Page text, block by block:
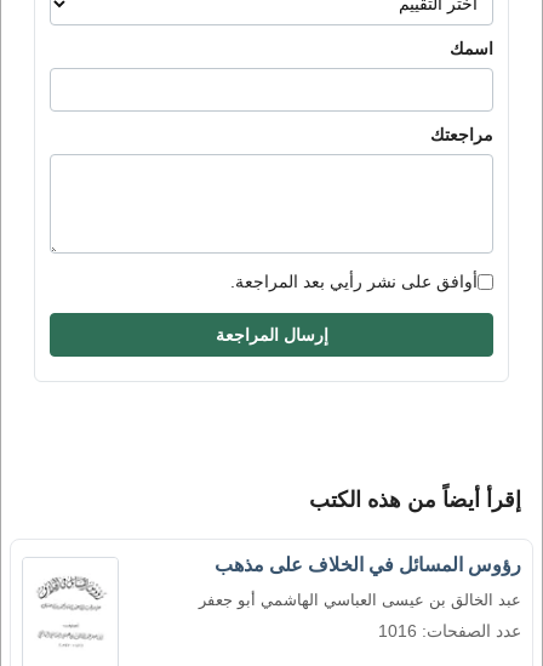
اسمك
مراجعتك
أوافق على نشر رأيي بعد المراجعة.
إرسال المراجعة
إقرأ أيضاً من هذه الكتب
رؤوس المسائل في الخلاف على مذهب
عبد الخالق بن عيسى العباسي الهاشمي أبو جعفر
عدد الصفحات: 1016